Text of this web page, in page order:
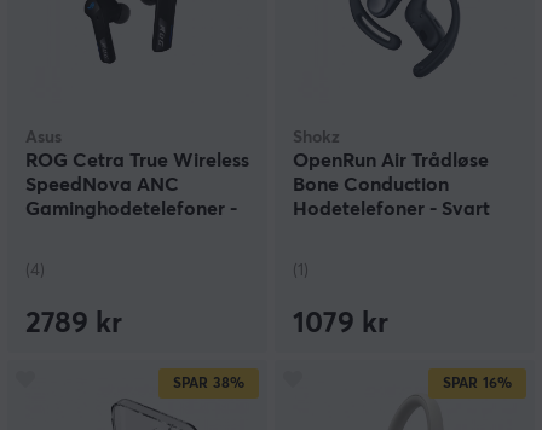
Asus
ROG Cetra True Wireless
SpeedNova ANC
Gaminghodetelefoner -
(4)
2789 kr
Shokz
OpenRun Air Trådløse
Bone Conduction
Hodetelefoner - Svart
(1)
1079 kr
SPAR 38% SPAR 16%